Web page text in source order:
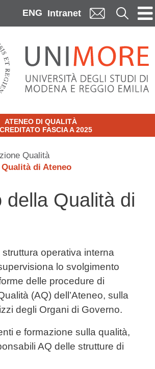
ENG Intranet Cerca
ATENEO DI QUALITÀ
FASCIA A 2025
Qualità
di Ateneo
della Qualità di
operativa interna
lo svolgimento
delle procedure di
(AQ) dell’Ateneo, sulla
degli Organi di Governo.
e formazione sulla qualità,
AQ delle strutture di